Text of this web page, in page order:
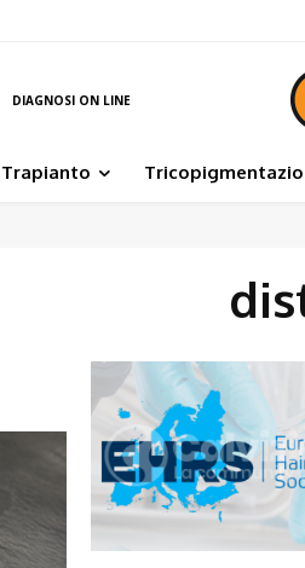
DIAGNOSI ON LINE
Trapianto